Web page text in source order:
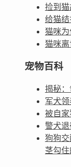
捡到猫
给猫结
猫咪为
猫咪离
宠物百科
揭秘：
军犬领
被自家
警犬退
狗狗
茎勾住